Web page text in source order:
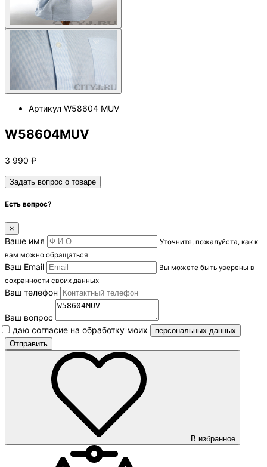
Артикул W58604 MUV
W58604MUV
3 990 ₽
Задать вопрос о товаре
Есть вопрос?
×
Ваше имя
Уточните, пожалуйста, как к
вам можно обращаться
Ваш Email
Вы можете быть уверены в
сохранности своих данных
Ваш телефон
Ваш вопрос
Я даю согласие на обработку моих
персональных данных
В избранное